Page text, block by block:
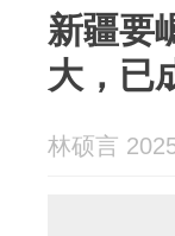
新疆要
大，已
林硕言